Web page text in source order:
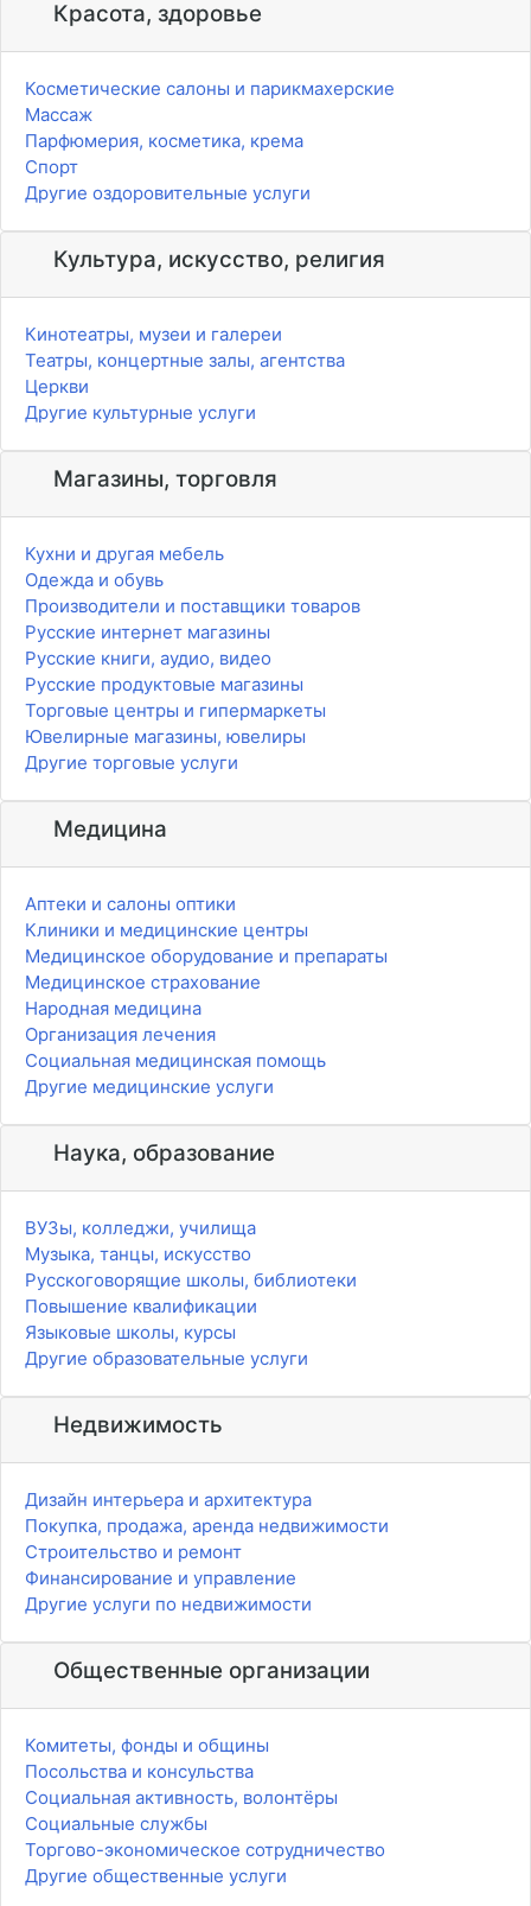
Красота, здоровье
Косметические салоны и парикмахерские
Массаж
Парфюмерия, косметика, крема
Спорт
Другие оздоровительные услуги
Культура, искусство, религия
Кинотеатры, музеи и галереи
Театры, концертные залы, агентства
Церкви
Другие культурные услуги
Магазины, торговля
Кухни и другая мебель
Одежда и обувь
Производители и поставщики товаров
Русские интернет магазины
Русские книги, аудио, видео
Русские продуктовые магазины
Торговые центры и гипермаркеты
Ювелирные магазины, ювелиры
Другие торговые услуги
Медицина
Аптеки и салоны оптики
Клиники и медицинские центры
Медицинское оборудование и препараты
Медицинское страхование
Народная медицина
Организация лечения
Социальная медицинская помощь
Другие медицинские услуги
Наука, образование
ВУЗы, колледжи, училища
Музыка, танцы, искусство
Русскоговорящие школы, библиотеки
Повышение квалификации
Языковые школы, курсы
Другие образовательные услуги
Недвижимость
Дизайн интерьера и архитектура
Покупка, продажа, аренда недвижимости
Строительство и ремонт
Финансирование и управление
Другие услуги по недвижимости
Общественные организации
Комитеты, фонды и общины
Посольства и консульства
Социальная активность, волонтёры
Социальные службы
Торгово-экономическое сотрудничество
Другие общественные услуги